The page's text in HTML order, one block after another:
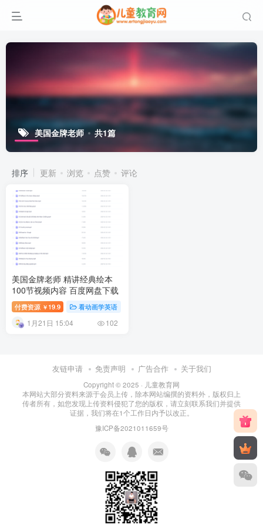
美国金牌老师 共1篇
排序 更新 浏览 点赞 评论
美国金牌老师 精讲经典绘本
100节视频内容 百度网盘下载
付费资源 ￥ 19.9 看动画学英语
1月21日 15:04 102
友链申请 免责声明 广告合作 关于我们
Copyright © 2025 · 儿童教育网
本网站大部分资料来源于会员上传，除本网站编撰的资料外，版权归上
传者所有，如您发现上传资料侵犯了您的版权，请立刻联系我们并提供
证据，我们将在1个工作日内予以改正。
豫ICP备2021011659号